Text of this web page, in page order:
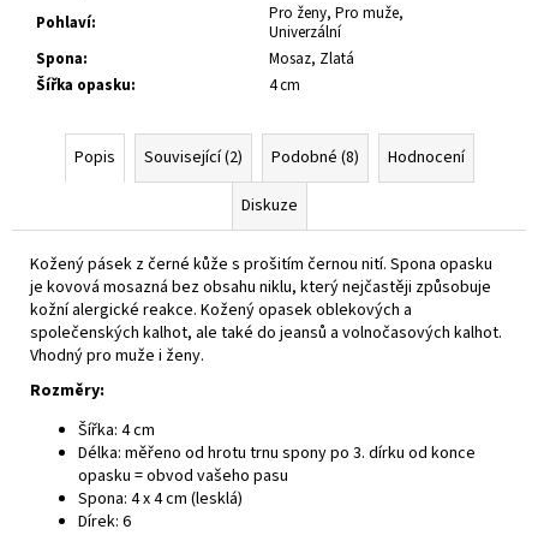
Pohlaví:
Pro ženy, Pro muže,
Univerzální
Spona:
Mosaz, Zlatá
Šířka opasku: 4 cm
Popis Související (2) Podobné (8)
Hodnocení
Diskuze
Kožený pásek z černé kůže s prošitím černou nití. Spona opasku
je kovová mosazná bez obsahu niklu, který nejčastěji způsobuje
kožní alergické reakce. Kožený opasek oblekových a
společenských kalhot, ale také do jeansů a volnočasových kalhot.
Vhodný pro muže i ženy.
Rozměry:
Šířka: 4 cm
Délka: měřeno od hrotu trnu spony po 3. dírku od konce
opasku = obvod vašeho pasu
Spona: 4 x 4 cm (lesklá)
Dírek: 6
080
Kč